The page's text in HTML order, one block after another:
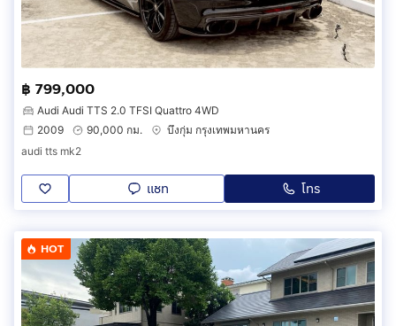
฿ 799,000
Audi Audi TTS 2.0 TFSI Quattro 4WD
2009
90,000 กม.
บึงกุ่ม กรุงเทพมหานคร
audi tts mk2
แชท โทร
HOT